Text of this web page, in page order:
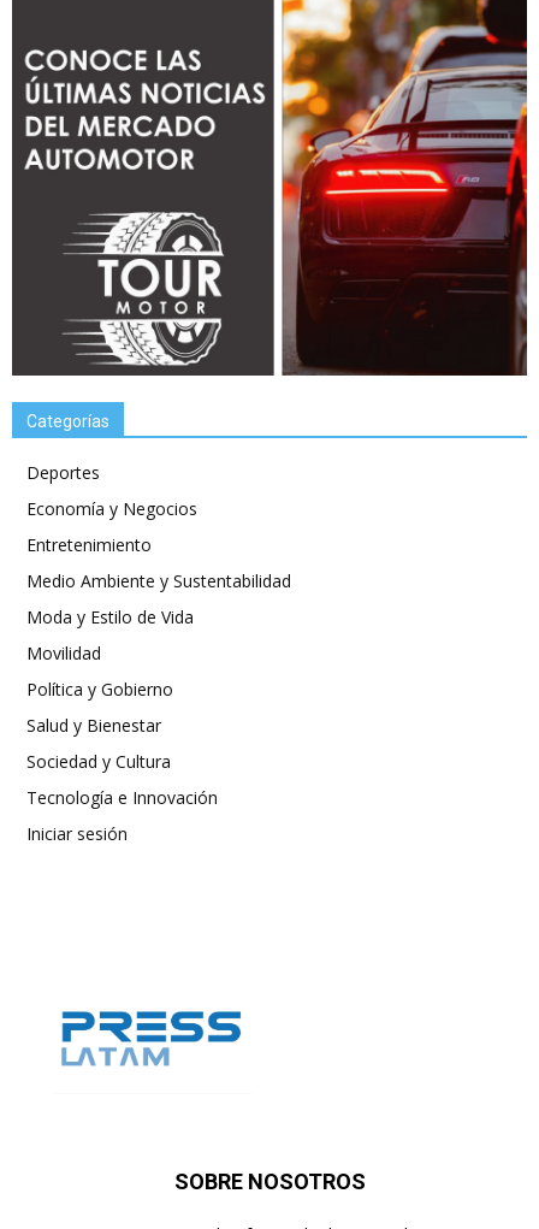
Categorías
Deportes
Economía y Negocios
Entretenimiento
Medio Ambiente y Sustentabilidad
Moda y Estilo de Vida
Movilidad
Política y Gobierno
Salud y Bienestar
Sociedad y Cultura
Tecnología e Innovación
Iniciar sesión
SOBRE NOSOTROS